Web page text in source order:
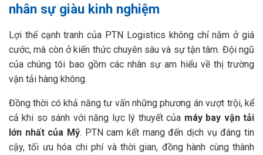
nhân sự giàu kinh nghiệm
Lợi thế cạnh tranh của PTN Logistics không chỉ nằm ở giá
cước, mà còn ở kiến thức chuyên sâu và sự tận tâm. Đội ngũ
của chúng tôi bao gồm các nhân sự am hiểu về thị trường
vận tải hàng không.
Đồng thời có khả năng tư vấn những phương án vượt trội, kể
cả khi so sánh với năng lực lý thuyết của máy bay vận tải
lớn nhất của Mỹ. PTN cam kết mang đến dịch vụ đáng tin
cậy, tối ưu hóa chi phí và thời gian, đồng hành cùng thành